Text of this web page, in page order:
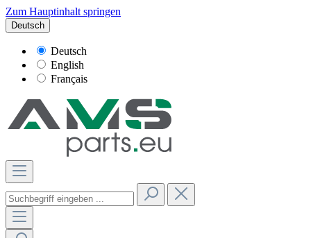
Zum Hauptinhalt springen
Deutsch
Deutsch
English
Français